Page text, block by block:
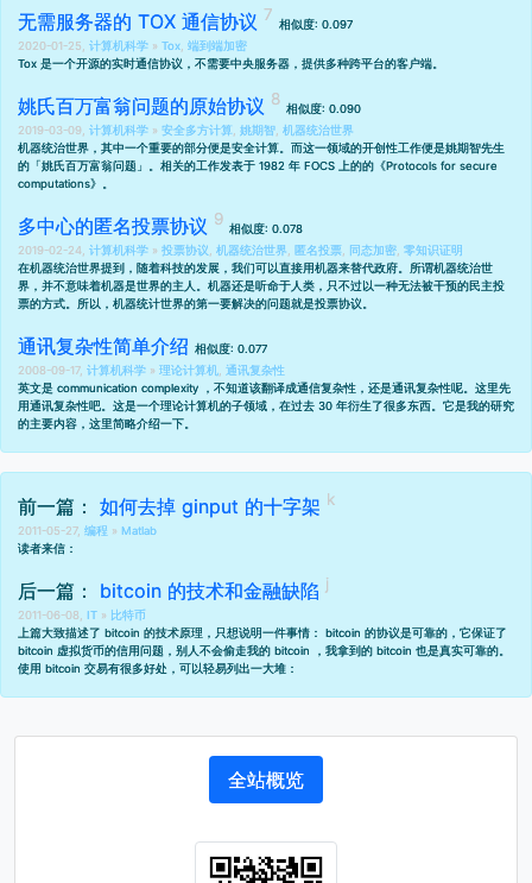
无需服务器的 TOX 通信协议
相似度: 0.097
2020-01-25, 计算机科学 » Tox 端到端加密
Tox 是一个开源的实时通信协议，不需要中央服务器，提供多种跨平台的客户端。
姚氏百万富翁问题的原始协议
相似度: 0.090
2019-03-09, 计算机科学 » 安全多方计算 姚期智 机器统治世界
机器统治世界，其中一个重要的部分便是安全计算。而这一领域的开创性工作便是姚期智先生
的「姚氏百万富翁问题」。相关的工作发表于 1982 年 FOCS 上的的 《Protocols for secure
computations》
多中心的匿名投票协议
相似度: 0.078
2019-02-24, 计算机科学 » 投票协议 机器统治世界 匿名投票 同态加密 零知识证明
在机器统治世界提到，随着科技的发展，我们可以直接用机器来替代政府。所谓机器统治世
界，并不意味着机器是世界的主人。机器还是听命于人类，只不过以一种无法被干预的民主投
票的方式。所以，机器统计世界的第一要解决的问题就是投票协议。
通讯复杂性简单介绍 相似度: 0.077
2008-09-17, 计算机科学 » 理论计算机
通讯复杂性
英文是 communication complexity ，不知道该翻译成通信复杂性，还是通讯复杂性呢。这里先
用通讯复杂性吧。这是一个理论计算机的子领域，在过去 30 年衍生了很多东西。它是我的研究
的主要内容，这里简略介绍一下。
前一篇： 如何去掉 ginput 的十字架
2011-05-27, 编程 » Matlab
读者来信：
后一篇： bitcoin 的技术和金融缺陷
2011-06-08, IT » 比特币
上篇大致描述了 bitcoin 的技术原理 ，只想说明一件事情： bitcoin 的协议是可靠的，它保证了
bitcoin 虚拟货币的信用问题，别人不会偷走我的 bitcoin ，我拿到的 bitcoin 也是真实可靠的。
使用 bitcoin 交易有很多好处，可以轻易列出一大堆：
全站概览